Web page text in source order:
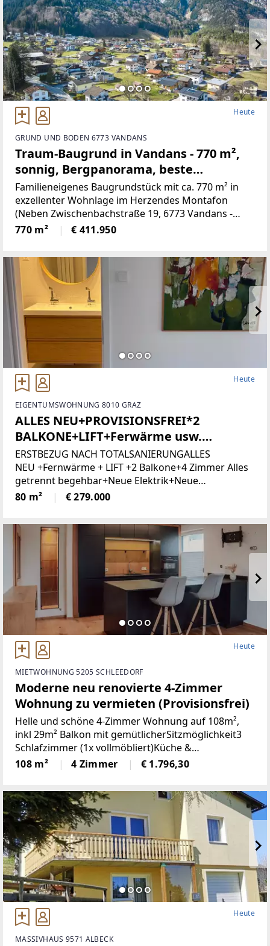
Heute
GRUND UND BODEN 6773 VANDANS
Traum-Baugrund in Vandans - 770 m²,
sonnig, Bergpanorama, beste
Infrastruktur! (Provisionsfrei)
Familieneigenes Baugrundstück mit ca. 770 m² in
exzellenter Wohnlage im Herzendes Montafon
(Neben Zwischenbachstraße 19, 6773 Vandans -
Grundstücksnummer129/2)Das Grundstück liegt in
Zone 5 - Wohngebiet und bietet
770 m² € 411.950
Heute
EIGENTUMSWOHNUNG 8010 GRAZ
ALLES NEU+PROVISIONSFREI*2
BALKONE+LIFT+Ferwärme usw.
(Provisionsfrei)
ERSTBEZUG NACH TOTALSANIERUNGALLES
NEU +Fernwärme + LIFT +2 Balkone+4 Zimmer Alles
getrennt begehbar+Neue Elektrik+Neue
Türen+Neues Bad+Neuer Parkett+Neue
80 m² € 279.000
Heute
MIETWOHNUNG 5205 SCHLEEDORF
Moderne neu renovierte 4-Zimmer
Wohnung zu vermieten (Provisionsfrei)
Helle und schöne 4-Zimmer Wohnung auf 108m²,
inkl 29m² Balkon mit gemütlicherSitzmöglichkeit3
Schlafzimmer (1x vollmöbliert)Küche &
Wohnbereich (Küche mit Steinplatte und
hochwertigen Geräten)Badezimmer (neu)WC (neu)2
108 m² 4 Zimmer € 1.796,30
Heute
MASSIVHAUS 9571 ALBECK